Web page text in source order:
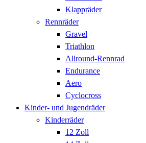
Klappräder
Rennräder
Gravel
Triathlon
Allround-Rennrad
Endurance
Aero
Cyclocross
Kinder- und Jugendräder
Kinderräder
12 Zoll